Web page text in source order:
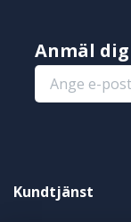
Anmäl
Kundtjänst